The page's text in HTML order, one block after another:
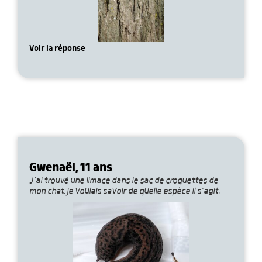
Voir la réponse
Gwenaël, 11 ans
J’ai trouvé une limace dans le sac de croquettes de
mon chat, je voulais savoir de quelle espèce il s’agit.